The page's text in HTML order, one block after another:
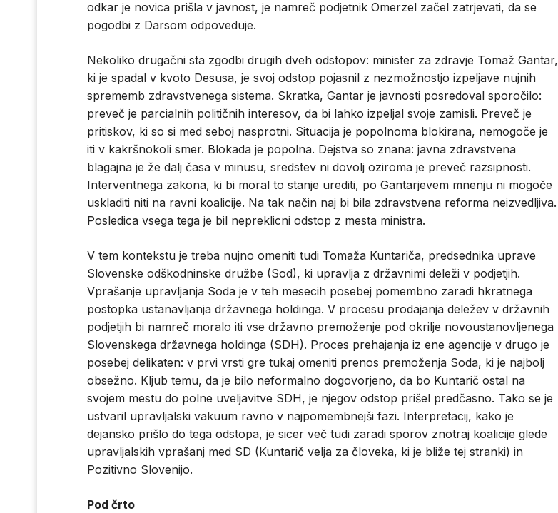
odkar je novica prišla v javnost, je namreč podjetnik Omerzel začel zatrjevati, da se
pogodbi z Darsom odpoveduje.
Nekoliko drugačni sta zgodbi drugih dveh odstopov: minister za zdravje Tomaž Gantar,
ki je spadal v kvoto Desusa, je svoj odstop pojasnil z nezmožnostjo izpeljave nujnih
sprememb zdravstvenega sistema. Skratka, Gantar je javnosti posredoval sporočilo:
preveč je parcialnih političnih interesov, da bi lahko izpeljal svoje zamisli. Preveč je
pritiskov, ki so si med seboj nasprotni. Situacija je popolnoma blokirana, nemogoče je
iti v kakršnokoli smer. Blokada je popolna. Dejstva so znana: javna zdravstvena
blagajna je že dalj časa v minusu, sredstev ni dovolj oziroma je preveč razsipnosti.
Interventnega zakona, ki bi moral to stanje urediti, po Gantarjevem mnenju ni mogoče
uskladiti niti na ravni koalicije. Na tak način naj bi bila zdravstvena reforma neizvedljiva.
Posledica vsega tega je bil nepreklicni odstop z mesta ministra.
V tem kontekstu je treba nujno omeniti tudi Tomaža Kuntariča, predsednika uprave
Slovenske odškodninske družbe (Sod), ki upravlja z državnimi deleži v podjetjih.
Vprašanje upravljanja Soda je v teh mesecih posebej pomembno zaradi hkratnega
postopka ustanavljanja državnega holdinga. V procesu prodajanja deležev v državnih
podjetjih bi namreč moralo iti vse državno premoženje pod okrilje novoustanovljenega
Slovenskega državnega holdinga (SDH). Proces prehajanja iz ene agencije v drugo je
posebej delikaten: v prvi vrsti gre tukaj omeniti prenos premoženja Soda, ki je najbolj
obsežno. Kljub temu, da je bilo neformalno dogovorjeno, da bo Kuntarič ostal na
svojem mestu do polne uveljavitve SDH, je njegov odstop prišel predčasno. Tako se je
ustvaril upravljalski vakuum ravno v najpomembnejši fazi. Interpretacij, kako je
dejansko prišlo do tega odstopa, je sicer več tudi zaradi sporov znotraj koalicije glede
upravljalskih vprašanj med SD (Kuntarič velja za človeka, ki je bliže tej stranki) in
Pozitivno Slovenijo.
Pod črto